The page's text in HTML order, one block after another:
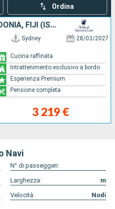
Ordina
AUSTRALIA, NUOVA CALEDONIA, FIJI (ISOLE), STATI UNITI
Sydney 28/03/2027
3 219 €
Cucina raffinata
Intrattenimento esclusivo a bordo
Esperienza Premium
Pensione completa
Navi
N° di passeggeri:
Larghezza:
m
Velocità: Nodi